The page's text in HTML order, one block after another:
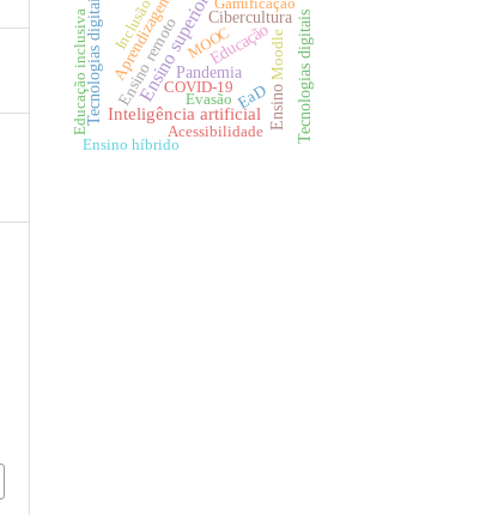
Ensino superior
Inteligência artificial
Educação
Ensino
Cibercultura
Tecnologias digitais EaD
Pandemia
Ensino remoto
Aprendizagem Tecnologias digitais
Inclusão
Educação inclusiva
Acessibilidade
Ensino híbrido
COVID-19
MOOC
Evasão
Moodle